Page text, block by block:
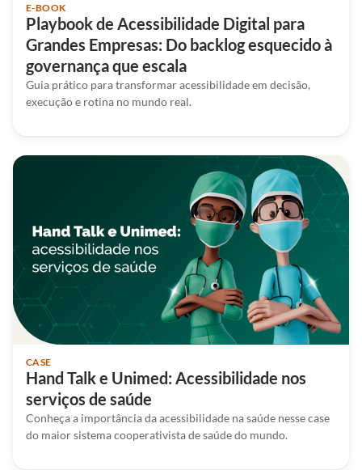
E-BOOK
Playbook de Acessibilidade Digital para
Grandes Empresas: Do backlog esquecido à
governança que escala
Guia prático para transformar acessibilidade em decisão,
execução e rotina no mundo real.
CASE
Hand Talk e Unimed: Acessibilidade nos
serviços de saúde
Conheça a importância da acessibilidade na saúde nesse case
do maior sistema cooperativista de saúde do mundo.